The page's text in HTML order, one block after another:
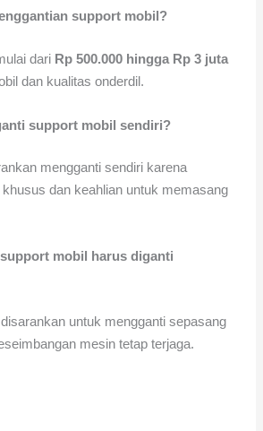
support mobil?
dari Rp 500.000 hingga Rp 3 juta
dan kualitas onderdil.
support mobil sendiri?
mengganti sendiri karena
dan keahlian untuk memasang
mobil harus diganti
untuk mengganti sepasang
mesin tetap terjaga.